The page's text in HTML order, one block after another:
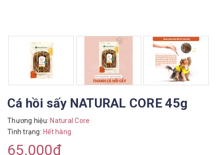
Cá hồi sấy NATURAL CORE 45g
Thương hiệu: Natural Core
Tình trạng: Hết hàng
65.000₫